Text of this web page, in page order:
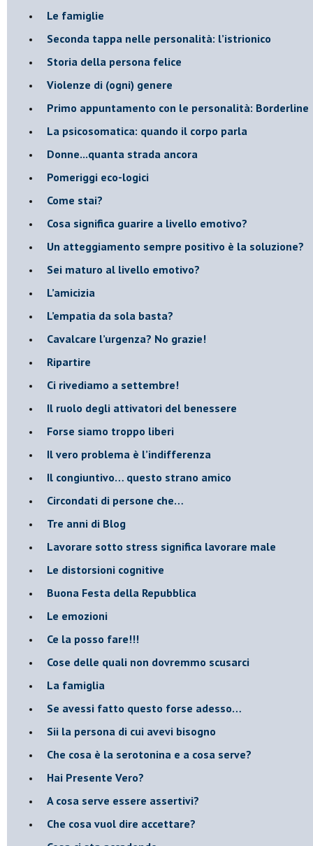
Le famiglie
Seconda tappa nelle personalità: l’istrionico
​Storia della persona felice
Violenze di (ogni) genere
​Primo appuntamento con le personalità: Borderline
La psicosomatica: quando il corpo parla
Donne...quanta strada ancora
​Pomeriggi eco-logici
​Come stai?
Cosa significa guarire a livello emotivo?
​Un atteggiamento sempre positivo è la soluzione?
​Sei maturo al livello emotivo?
​L’amicizia
​L’empatia da sola basta?
​Cavalcare l’urgenza? No grazie!
Ripartire
​Ci rivediamo a settembre!
​Il ruolo degli attivatori del benessere
​Forse siamo troppo liberi
​Il vero problema è l’indifferenza
​Il congiuntivo… questo strano amico
​Circondati di persone che…
​Tre anni di Blog
​Lavorare sotto stress significa lavorare male
​Le distorsioni cognitive
​Buona Festa della Repubblica
Le emozioni
​Ce la posso fare!!!
​Cose delle quali non dovremmo scusarci
​La famiglia
​Se avessi fatto questo forse adesso…
​Sii la persona di cui avevi bisogno
Che cosa è la serotonina e a cosa serve?
​Hai Presente Vero?
A cosa serve essere assertivi?
​Che cosa vuol dire accettare?